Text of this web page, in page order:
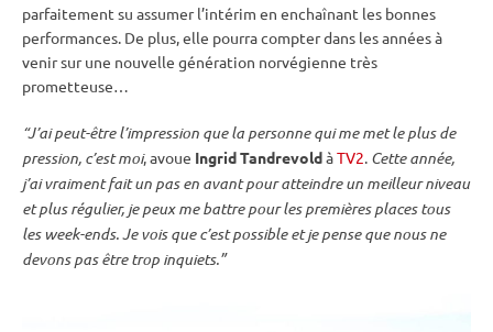
parfaitement su assumer l’intérim en enchaînant les bonnes
performances. De plus, elle pourra compter dans les années à
venir sur une nouvelle génération norvégienne très
prometteuse…
“J’ai peut-être l’impression que la personne qui me met le plus de
pression, c’est moi, avoue Ingrid TandrevoldàTV2. Cette année,
j’ai vraiment fait un pas en avant pour atteindre un meilleur niveau
et plus régulier, je peux me battre pour les premières places tous
les week-ends. Je vois que c’est possible et je pense que nous ne
devons pas être trop inquiets.”